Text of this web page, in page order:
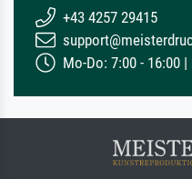
+43 4257 29415
Mo-Do: 7:00 - 16:00 |